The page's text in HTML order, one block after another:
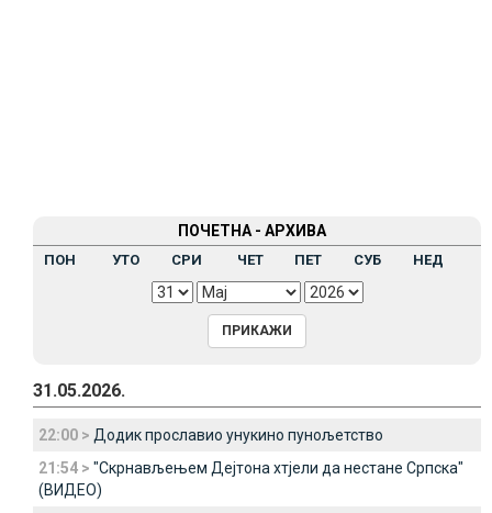
ПОЧЕТНА - АРХИВА
ПОН УТО СРИ ЧЕТ ПЕТ СУБ НЕД
31.05.2026.
22:00 > Додик прославио унукино пунољетство
21:54 > "Скрнављењем Дејтона хтјели да нестане Српска"
(ВИДЕО)